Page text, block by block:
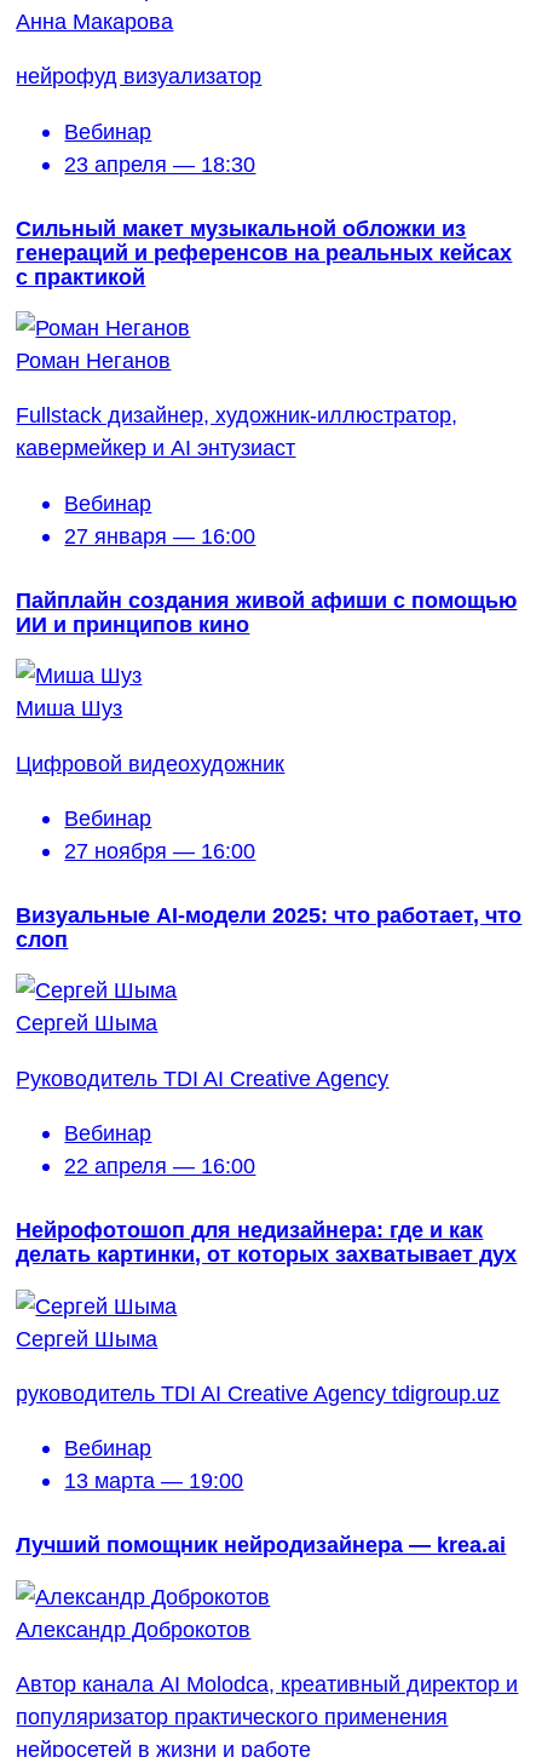
Анна Макарова
нейрофуд визуализатор
Вебинар
23 апреля — 18:30
Сильный макет музыкальной обложки из
генераций и референсов на реальных кейсах
с практикой
Роман Неганов
Fullstack дизайнер, художник-иллюстратор,
кавермейкер и AI энтузиаст
Вебинар
27 января — 16:00
Пайплайн создания живой афиши с помощью
ИИ и принципов кино
Миша Шуз
Цифровой видеохудожник
Вебинар
27 ноября — 16:00
Визуальные AI-модели 2025: что работает, что
слоп
Сергей Шыма
Руководитель TDI AI Creative Agency
Вебинар
22 апреля — 16:00
Нейрофотошоп для недизайнера: где и как
делать картинки, от которых захватывает дух
Сергей Шыма
руководитель TDI AI Creative Agency tdigroup.uz
Вебинар
13 марта — 19:00
Лучший помощник нейродизайнера — krea.ai
Александр Доброкотов
Автор канала AI Molodca, креативный директор и
популяризатор практического применения
нейросетей в жизни и работе